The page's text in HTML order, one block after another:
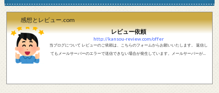
感想とレビュー.com
レビュー依頼
http://kansou-review.com/offer
当ブログについて レビューのご依頼は、こちらのフォームからお願いいたします。 返信し
てもメールサーバーのエラーで送信できない場合が発生しています。メールサーバーが正